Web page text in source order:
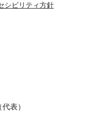
シビリティ方針
表）